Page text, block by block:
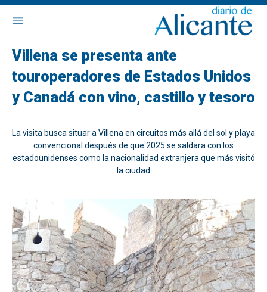
Villena se presenta ante
touroperadores de Estados Unidos
y Canadá con vino, castillo y tesoro
La visita busca situar a Villena en circuitos más allá del sol y playa
convencional después de que 2025 se saldara con los
estadounidenses como la nacionalidad extranjera que más visitó
la ciudad